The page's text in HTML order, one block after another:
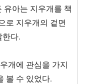
유아는 지우개를 책
로 지우개의 겉면
한다.
개에 관심을 가지
볼 수 있었다.